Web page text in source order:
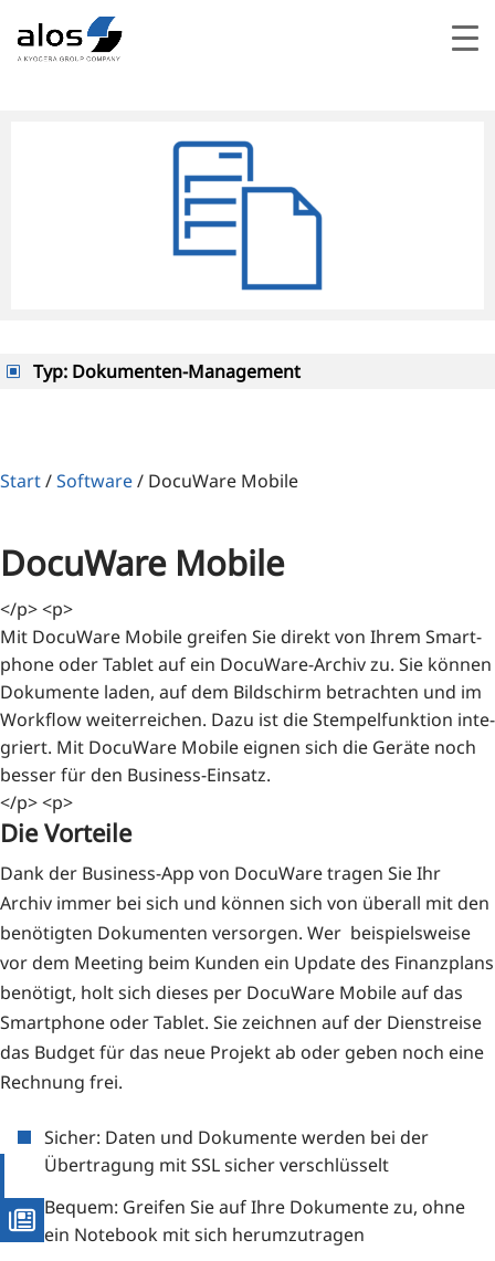
Typ: Dokumenten-Management
Start/Software/ DocuWare Mobile
DocuWare Mobile
</p> <p>
Mit Docu­Wa­re Mobi­le grei­fen Sie direkt von Ihrem Smart­
phone oder Tablet auf ein Docu­Wa­re-Archiv zu. Sie kön­nen
Doku­men­te laden, auf dem Bild­schirm betrach­ten und im
Work­flow wei­ter­rei­chen. Dazu ist die Stem­pel­funk­ti­on inte­
griert. Mit Docu­Wa­re Mobi­le eig­nen sich die Gerä­te noch
bes­ser für den Business-Einsatz.
</p> <p>
Die Vorteile
Dank der Busi­ness-App von Docu­Wa­re tra­gen Sie Ihr
Archiv immer bei sich und kön­nen sich von über­all mit den
benö­tig­ten Doku­men­ten ver­sor­gen. Wer bei­spiels­wei­se
vor dem Mee­ting beim Kun­den ein Update des Finanz­plans
benö­tigt, holt sich die­ses per Docu­Wa­re Mobi­le auf das
Smart­phone oder Tablet. Sie zeich­nen auf der Dienst­rei­se
das Bud­get für das neue Pro­jekt ab oder geben noch eine
Rech­nung frei.
Sicher: Daten und Doku­men­te wer­den bei der
Über­tra­gung mit SSL sicher verschlüsselt
Bequem: Grei­fen Sie auf Ihre Doku­men­te zu, ohne
ein Note­book mit sich herumzutragen